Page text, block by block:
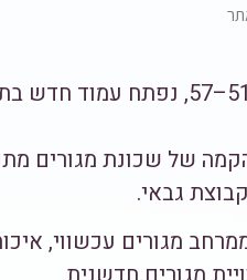
במיקום אסטרטגי בלב העיר תל אביב, ברחוב קהילת ורשה 51–57,
של שכונת מגורים
גבאי.
מגורים עכשווי,